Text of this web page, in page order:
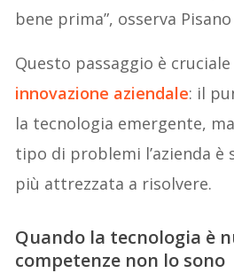
bene prima”, osserva Pisano
Questo passaggio è
innovazione aziendale: il
la tecnologia emergente,
tipo di problemi l’azienda
più attrezzata a risolvere.
Quando la tecnologia è
competenze non lo sono